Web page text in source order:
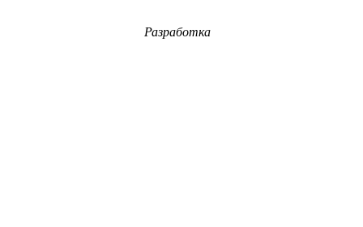
Разработка